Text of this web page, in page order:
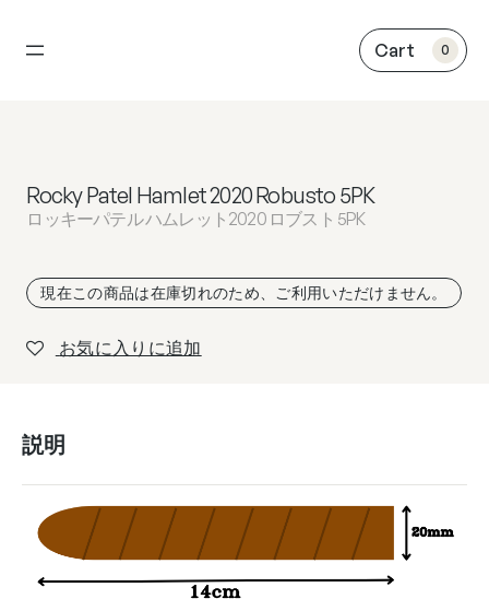
容
0
Rocky Patel Hamlet 2020 Robusto 5PK
ロッキーパテル ハムレット2020 ロブスト 5PK
現在この商品は在庫切れのため、ご利用いただけません。
お気に入りに追加
説明